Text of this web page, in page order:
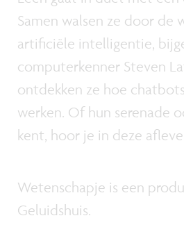
Samen walsen ze door de
artificiële intelligentie,
computerkenner Steven
ontdekken ze hoe
werken. Of hun serenade
kent, hoor je in deze
Wetenschapje is een
Geluidshuis.